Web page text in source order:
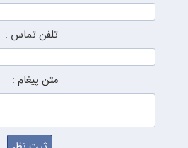
تلفن تماس :
متن پیغام :